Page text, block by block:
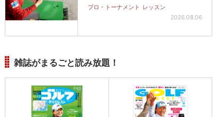
プロ・トーナメント レッスン
2026.08.06
雑誌がまるごと読み放題！